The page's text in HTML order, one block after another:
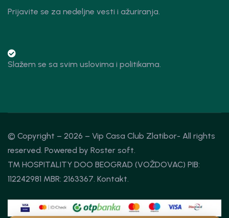
Prijavite se za nedeljne vesti i ažuriranja.
Slažem se sa svim uslovima i politikama.
© Copyright – 2026 – Vip Casa Club Zlatibor- All rights
reserved. Powered by Roster soft.
TM HOSPITALITY DOO BEOGRAD (VOŽDOVAC) PIB:
112242981 MBR: 2163367. Kontakt.